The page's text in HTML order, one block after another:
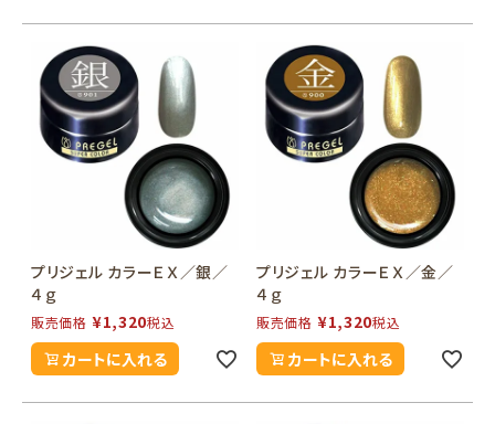
プリジェル カラーＥＸ／銀／
４ｇ
販売価格 ¥1,320税込
カートに入れる
プリジェル カラーＥＸ／金／
４ｇ
販売価格 ¥1,320税込
カートに入れる